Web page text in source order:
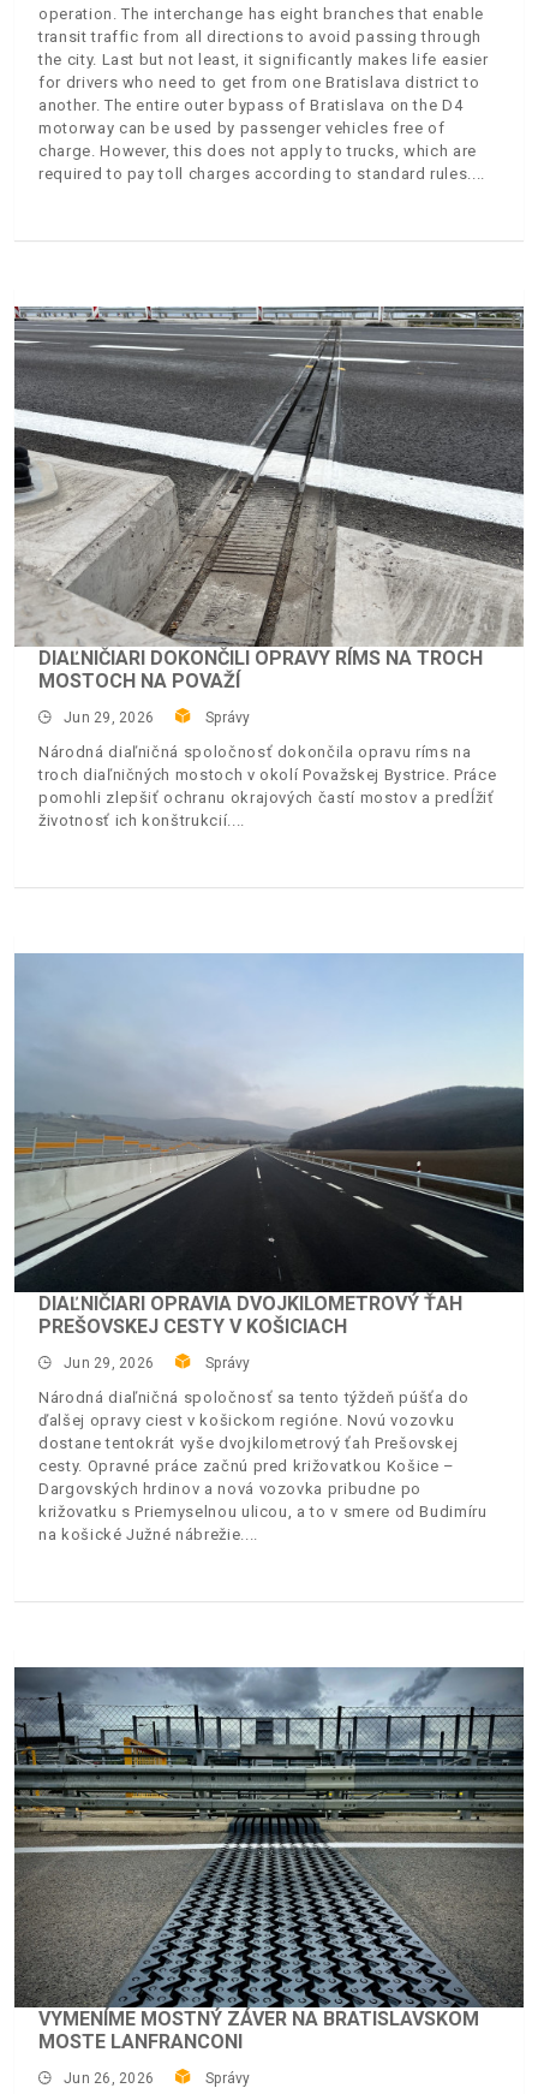
operation. The interchange has eight branches that enable
transit traffic from all directions to avoid passing through
the city. Last but not least, it significantly makes life easier
for drivers who need to get from one Bratislava district to
another. The entire outer bypass of Bratislava on the D4
motorway can be used by passenger vehicles free of
charge. However, this does not apply to trucks, which are
required to pay toll charges according to standard rules.
DIAĽNIČIARI DOKONČILI OPRAVY RÍMS NA TROCH
MOSTOCH NA POVAŽÍ
Jun 29, 2026 Správy
Národná diaľničná spoločnosť dokončila opravu ríms na
troch diaľničných mostoch v okolí Považskej Bystrice. Práce
pomohli zlepšiť ochranu okrajových častí mostov a predĺžiť
životnosť ich konštrukcií.
DIAĽNIČIARI OPRAVIA DVOJKILOMETROVÝ ŤAH
PREŠOVSKEJ CESTY V KOŠICIACH
Jun 29, 2026 Správy
Národná diaľničná spoločnosť sa tento týždeň púšťa do
ďalšej opravy ciest v košickom regióne. Novú vozovku
dostane tentokrát vyše dvojkilometrový ťah Prešovskej
cesty. Opravné práce začnú pred križovatkou Košice –
Dargovských hrdinov a nová vozovka pribudne po
križovatku s Priemyselnou ulicou, a to v smere od Budimíru
na košické Južné nábrežie.
VYMENÍME MOSTNÝ ZÁVER NA BRATISLAVSKOM
MOSTE LANFRANCONI
Jun 26, 2026 Správy